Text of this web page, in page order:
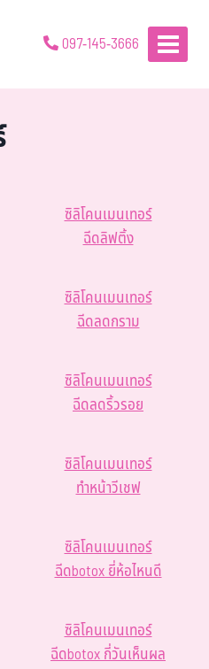
097-145-3666
ซิลิโคนเมนเทอร์
ฉีดลิฟติ้ง
ซิลิโคนเมนเทอร์
ฉีดลดกราม
ซิลิโคนเมนเทอร์
ฉีดลดริ้วรอย
ซิลิโคนเมนเทอร์
ทำหน้าวีเชฟ
ซิลิโคนเมนเทอร์
ฉีดbotox ยี่ห้อไหนดี
ซิลิโคนเมนเทอร์
ฉีดbotox กี่วันเห็นผล